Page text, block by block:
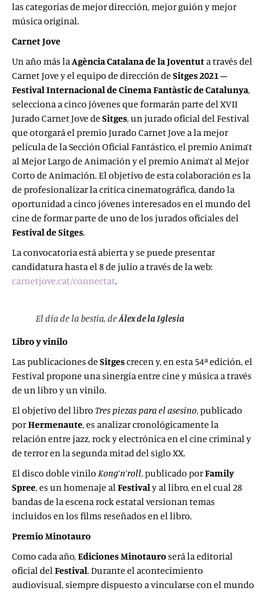
las categorías de mejor dirección, mejor guión y mejor
música original.
Carnet Jove
Un año más laAgència Catalana de la Joventut a través del
Carnet Jove y el equipo de dirección de Sitges 2021 –
Festival Internacional de Cinema Fantàstic de Catalunya,
selecciona a cinco jóvenes que formarán parte del XVII
Jurado Carnet Jove de Sitges, un jurado oficial del Festival
que otorgará el premio Jurado Carnet Jove a la mejor
película de la Sección Oficial Fantástico, el premio Anima’t
al Mejor Largo de Animación y el premio Anima’t al Mejor
Corto de Animación. El objetivo de esta colaboración es la
de profesionalizar la crítica cinematográfica, dando la
oportunidad a cinco jóvenes interesados en el mundo del
cine de formar parte de uno de los jurados oficiales del
Festival de Sitges.
La convocatoria está abierta y se puede presentar
candidatura hasta el 8 de julio a través de la web:
carnetjove.cat/connectat.
El día de la bestia, deÁlex de la Iglesia
Libro y vinilo
Las publicaciones de Sitgescrecen y, en esta 54ª edición, el
Festival propone una sinergia entre cine y música a través
de un libro y un vinilo.
El objetivo del libro Tres piezas para el asesino, publicado
porHermenaute, es analizar cronológicamente la
relación entre jazz, rock y electrónica en el cine criminal y
de terror en la segunda mitad del siglo XX.
El disco doble vinilo Kong’n’roll, publicado porFamily
Spree, es un homenaje alFestivaly al libro, en el cual 28
bandas de la escena rock estatal versionan temas
incluidos en los films reseñados en el libro.
Premio Minotauro
Como cada año,Ediciones Minotauroserá la editorial
oficial delFestival. Durante el acontecimiento
audiovisual, siempre dispuesto a vincularse con el mundo